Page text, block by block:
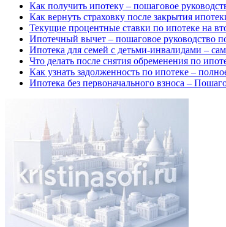
Как получить ипотеку – пошаговое
Как вернуть страховку после закрытия
Текущие процентные ставки по ипотеке на
Ипотечный вычет – пошаговое руководство
Ипотека для семей с детьми-инвалидами –
Что делать после снятия обременения по
Как узнать задолженность по ипотеке –
Ипотека без первоначального взноса –